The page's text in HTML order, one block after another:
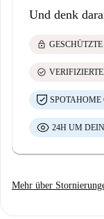
Und denk
lock
check_circle
24H UM
Mehr über